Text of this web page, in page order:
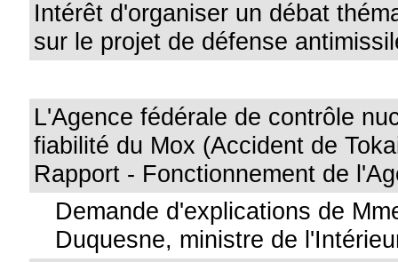
Intérêt d'organiser un débat
sur le projet de défense
L'Agence fédérale de contrôle
fiabilité du Mox (Accident de
Rapport - Fonctionnement de
Demande d'explications de
Duquesne, ministre de